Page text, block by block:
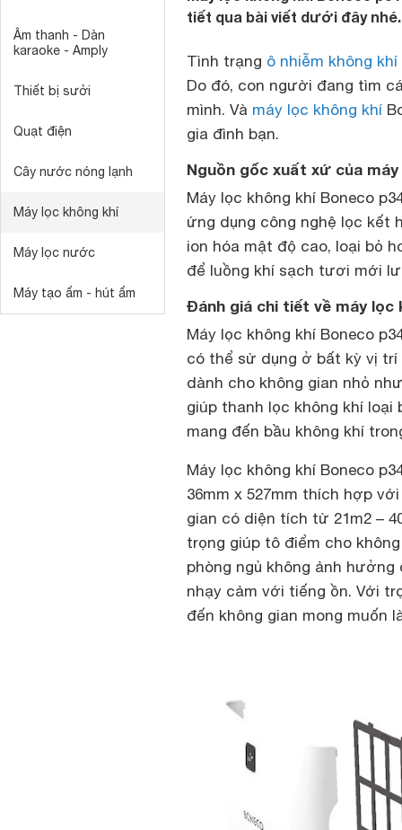
Âm thanh - Dàn
karaoke - Amply
Thiết bị sưởi
Quạt điện
Cây nước nóng lạnh
Máy lọc không khí
Máy lọc nước
Máy tạo ẩm - hút ẩm
tiết qua bài viết dưới đây nhé.
Tình trạng ô nhiễm không khí
Do đó, con người đang tìm
mình. Và máy lọc không khí
gia đình bạn.
Nguồn gốc xuất xứ của
Máy lọc không khí Boneco
ứng dụng công nghệ lọc kết
ion hóa mật độ cao, loại bỏ
để luồng khí sạch tươi mới
Đánh giá chi tiết về máy lọc
Máy lọc không khí Boneco
có thể sử dụng ở bất kỳ vị
dành cho không gian nhỏ
giúp thanh lọc không khí
mang đến bầu không khí
Máy lọc không khí Boneco
36mm x 527mm thích hợp
gian có diện tích từ 21m2 –
trọng giúp tô điểm cho
phòng ngủ không ảnh
nhạy cảm với tiếng ồn. Với
đến không gian mong muốn